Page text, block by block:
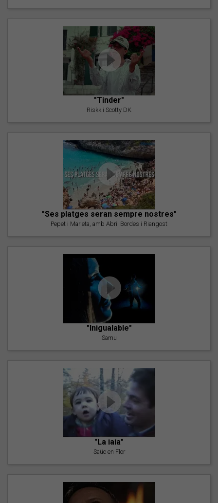
"Tinder"
Riskk i Scotty DK
"Ses platges seran sempre nostres"
Pepet i Marieta, amb Abril Bordes i Riangost
"Inigualable"
Samu
"La iaia"
Saüc en Flor